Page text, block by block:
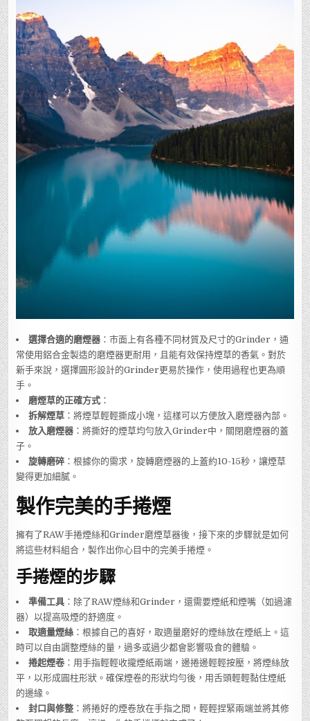
選擇合適的磨煙器 ：市面上有各種不同材質及尺寸的Grinder，通
常使用鋁合金製造的磨煙器更耐用，且能有效保持煙草的香氣。對於
新手來說，選擇圓形設計的Grinder更易於操作，使用過程也更為順
手。
磨煙草的正確方式 ：
拆解煙草 ：將煙草輕輕撕成小塊，這樣可以方便放入磨煙器內部。
放入磨煙器 ：將撕好的煙草均勻放入Grinder中，關閉磨煙器的蓋
子。
旋轉磨碎 ：根據你的需求，旋轉磨煙器的上蓋約10-15秒，讓煙草
變得更加細膩。
製作完美的手捲煙
擁有了RAW手捲煙絲和Grinder磨煙草器後，接下來的步驟就是如何
將這些材料組合，製作出你心目中的完美手捲煙。
手捲煙的步驟
準備工具 ：除了RAW煙絲和Grinder，還需要煙紙和煙嘴（如過濾
器）以提高吸煙的舒適度。
取適量煙絲 ：根據自己的喜好，取適量磨好的煙絲放在煙紙上。這
時可以自由調整煙絲的量，過多或過少都會影響吸食的體驗。
捲起煙卷：用手指輕輕收攏煙紙兩端，邊捲邊輕輕按壓，將煙絲放
平，以形成圓柱形狀。確保煙卷的形狀均勻後，用舌頭輕輕黏住煙紙
的邊緣。
封口與修整 ：將捲好的煙卷放在手指之間，輕輕捏緊兩端並將其修